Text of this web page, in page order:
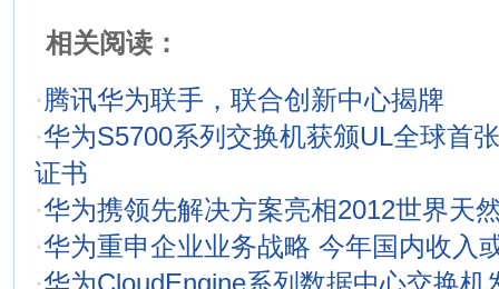
相关阅读：
·腾讯华为联手，联合创新中心揭牌
·华为S5700系列交换机获颁UL全球首
证书
·华为携领先解决方案亮相2012世界天
·华为重申企业业务战略 今年国内收入
·华为CloudEngine系列数据中心交换机